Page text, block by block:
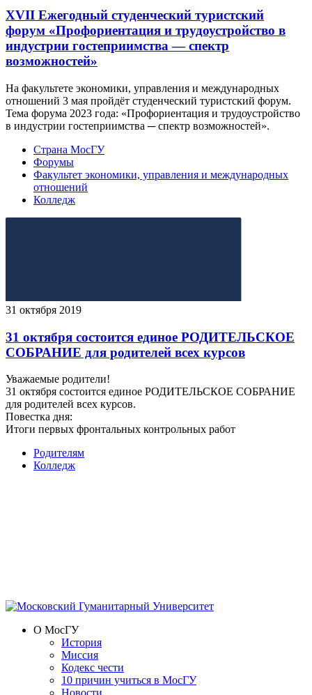
XVII Ежегодный студенческий туристский
форум «Профориентация и трудоустройство в
индустрии гостеприимства — спектр
возможностей»
На факультете экономики, управления и международных
отношений 3 мая пройдёт студенческий туристский форум.
Тема форума 2023 года: «Профориентация и трудоустройство
в индустрии гостеприимства ─ спектр возможностей».
Страна МосГУ
Форумы
Факультет экономики, управления и международных
отношений
Колледж
31 октября 2019
31 октября состоится единое РОДИТЕЛЬСКОЕ
СОБРАНИЕ для родителей всех курсов
Уважаемые родители!
31 октября состоится единое РОДИТЕЛЬСКОЕ СОБРАНИЕ
для родителей всех курсов.
Повестка дня:
Итоги первых фронтальных контрольных работ
Родителям
Колледж
О МосГУ
История
Миссия
Кодекс чести
10 причин учиться в МосГУ